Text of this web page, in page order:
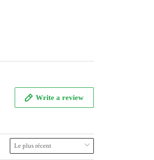
Write a review